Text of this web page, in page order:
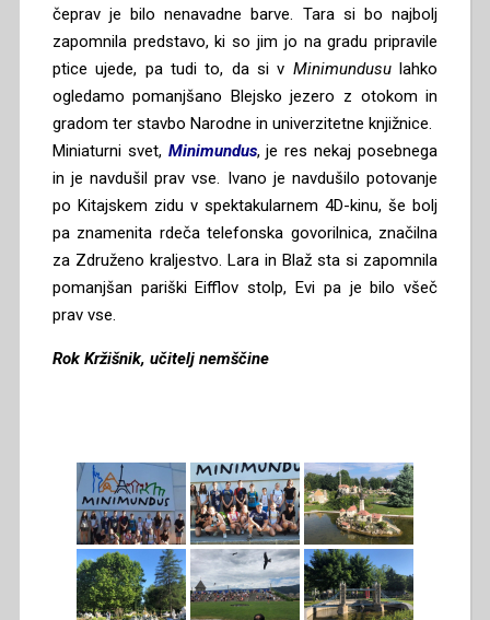
čeprav je bilo nenavadne barve. Tara si bo najbolj
zapomnila predstavo, ki so jim jo na gradu pripravile
ptice ujede, pa tudi to, da si v Minimundusulahko
ogledamo pomanjšano Blejsko jezero z otokom in
gradom ter stavbo Narodne in univerzitetne knjižnice.
Miniaturni svet, Minimundus, je res nekaj posebnega
in je navdušil prav vse. Ivano je navdušilo potovanje
po Kitajskem zidu v spektakularnem 4D-kinu, še bolj
pa znamenita rdeča telefonska govorilnica, značilna
za Združeno kraljestvo. Lara in Blaž sta si zapomnila
pomanjšan pariški Eifflov stolp, Evi pa je bilo všeč
prav vse.
Rok Kržišnik, učitelj nemščine